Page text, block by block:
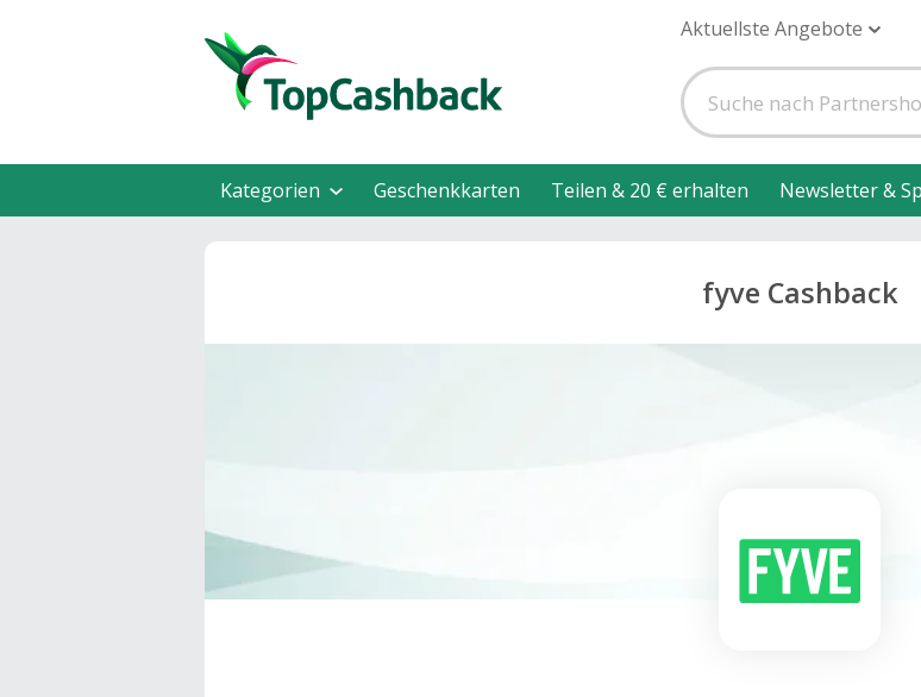
Aktuellste Angebote
Kategorien Geschenkkarten Teilen & 20 € erhalten Newsletter &
fyve Cashback